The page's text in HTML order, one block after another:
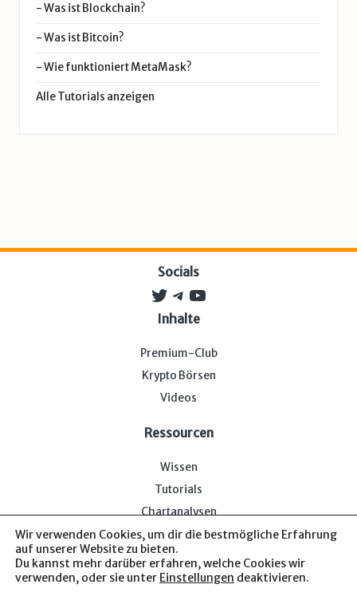
-Was ist Blockchain?
-Was ist Bitcoin?
-Wie funktioniert MetaMask?
Alle Tutorials anzeigen
Socials
Twitter
Telegram
YouTube
Inhalte
Premium-Club
Krypto Börsen
Videos
Ressourcen
Wissen
Tutorials
Chartanalysen
Wir verwenden Cookies, um dir die bestmögliche Erfahrung
auf unserer Website zu bieten.
Du kannst mehr darüber erfahren, welche Cookies wir
verwenden, oder sie unter Einstellungen deaktivieren.